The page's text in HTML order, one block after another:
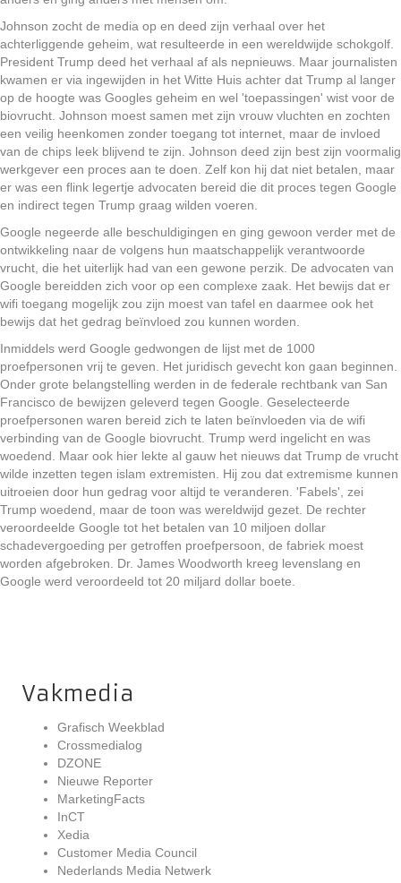
Johnson zocht de media op en deed zijn verhaal over het
achterliggende geheim, wat resulteerde in een wereldwijde schokgolf.
President Trump deed het verhaal af als nepnieuws. Maar journalisten
kwamen er via ingewijden in het Witte Huis achter dat Trump al langer
op de hoogte was Googles geheim en wel 'toepassingen' wist voor de
biovrucht. Johnson moest samen met zijn vrouw vluchten en zochten
een veilig heenkomen zonder toegang tot internet, maar de invloed
van de chips leek blijvend te zijn. Johnson deed zijn best zijn voormalig
werkgever een proces aan te doen. Zelf kon hij dat niet betalen, maar
er was een flink legertje advocaten bereid die dit proces tegen Google
en indirect tegen Trump graag wilden voeren.
Google negeerde alle beschuldigingen en ging gewoon verder met de
ontwikkeling naar de volgens hun maatschappelijk verantwoorde
vrucht, die het uiterlijk had van een gewone perzik. De advocaten van
Google bereidden zich voor op een complexe zaak. Het bewijs dat er
wifi toegang mogelijk zou zijn moest van tafel en daarmee ook het
bewijs dat het gedrag beïnvloed zou kunnen worden.
Inmiddels werd Google gedwongen de lijst met de 1000
proefpersonen vrij te geven. Het juridisch gevecht kon gaan beginnen.
Onder grote belangstelling werden in de federale rechtbank van San
Francisco de bewijzen geleverd tegen Google. Geselecteerde
proefpersonen waren bereid zich te laten beïnvloeden via de wifi
verbinding van de Google biovrucht. Trump werd ingelicht en was
woedend. Maar ook hier lekte al gauw het nieuws dat Trump de vrucht
wilde inzetten tegen islam extremisten. Hij zou dat extremisme kunnen
uitroeien door hun gedrag voor altijd te veranderen. 'Fabels', zei
Trump woedend, maar de toon was wereldwijd gezet. De rechter
veroordeelde Google tot het betalen van 10 miljoen dollar
schadevergoeding per getroffen proefpersoon, de fabriek moest
worden afgebroken. Dr. James Woodworth kreeg levenslang en
Google werd veroordeeld tot 20 miljard dollar boete.
Vakmedia
Grafisch Weekblad
Crossmedialog
DZONE
Nieuwe Reporter
MarketingFacts
InCT
Xedia
Customer Media Council
Nederlands Media Netwerk